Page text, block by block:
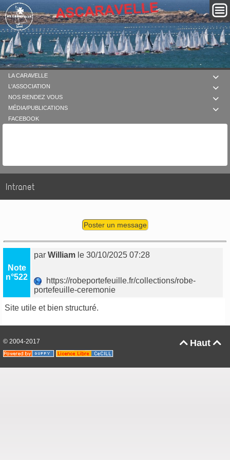

LA CARAVELLE

L'ASSOCIATION

NOS RENDEZ VOUS

MÉDIA/PUBLICATIONS
FACEBOOK
Intranet
Poster un message
Note
n°522
parWilliam le 30/10/2025 07:28
https://robeportefeuille.fr/collections/robe-
portefeuille-ceremonie
Site utile et bien structuré.
Haut 
© 2004-2017